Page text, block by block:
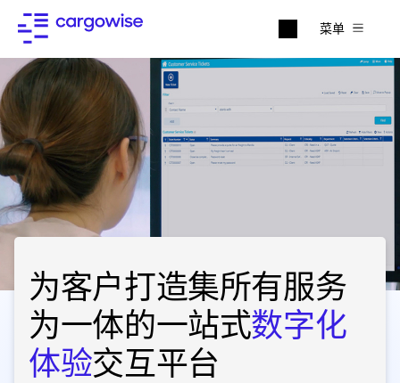
菜单
为客户打造集所有服务
为一体的一站式数字化
体验交互平台